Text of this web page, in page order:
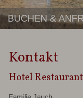
BUCHEN &
Kontakt
Hotel